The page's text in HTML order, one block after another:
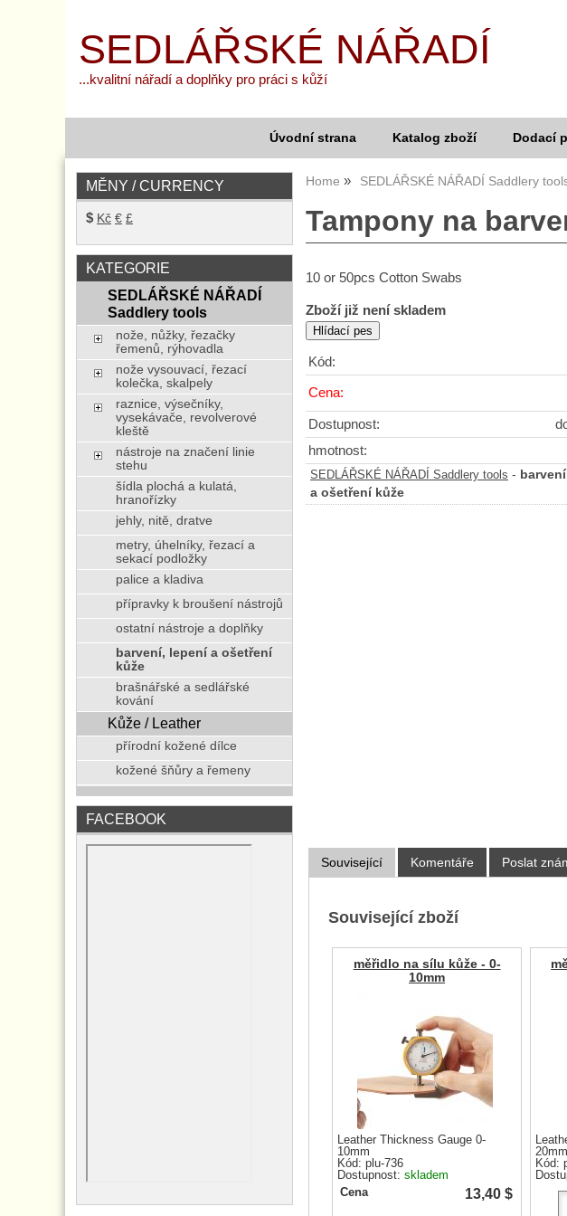
SEDLÁŘSKÉ NÁŘADÍ
...kvalitní nářadí a doplňky pro práci s kůží
Úvodní strana Katalog zboží Dodací
Home SEDLÁŘSKÉ NÁŘADÍ Saddlery
Tampony na
10 or 50pcs Cotton Swabs
Zboží již není skladem
Kód:
Cena:
Dostupnost:
hmotnost:
SEDLÁŘSKÉ NÁŘADÍ Saddlery tools -
a ošetření kůže
Související Komentáře Poslat
Související zboží
měřidlo na sílu kůže - 0-
10mm
Leather Thickness Gauge 0-
10mm
Kód: plu-736
Dostupnost:skladem
Cena
13,40$
20mm
Kód:
MĚNY / CURRENCY
$ Kč € £
KATEGORIE
SEDLÁŘSKÉ NÁŘADÍ
Saddlery tools
nože, nůžky, řezačky
řemenů, rýhovadla
nože vysouvací, řezací
kolečka, skalpely
raznice, výsečníky,
vysekávače, revolverové
kleště
nástroje na značení linie
stehu
šídla plochá a kulatá,
hranořízky
jehly, nitě, dratve
metry, úhelníky, řezací a
sekací podložky
palice a kladiva
přípravky k broušení nástrojů
ostatní nástroje a doplňky
barvení, lepení a ošetření
kůže
brašnářské a sedlářské
kování
Kůže / Leather
přírodní kožené dílce
kožené šňůry a řemeny
FACEBOOK